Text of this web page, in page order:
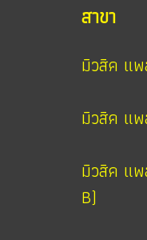
สาขา
มิวสิค แ
มิวสิค แพ
มิวสิค แพ
B)